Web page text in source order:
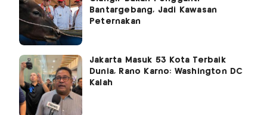
Bantargebang, Jadi Kawasan
Peternakan
Jakarta Masuk 53 Kota Terbaik
Dunia, Rano Karno: Washington DC
Kalah